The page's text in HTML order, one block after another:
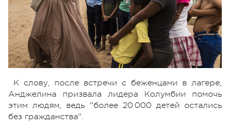
К слову, после встречи с беженцами в лагере,
Анджелина призвала лидера Колумбии помочь
этим людям, ведь "более 20 000 детей остались
без гражданства".